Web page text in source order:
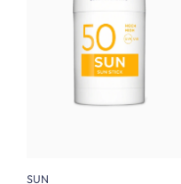
SUN